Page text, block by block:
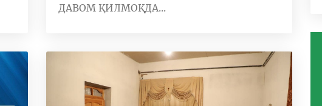
ДАВОМ ҚИЛМОҚДА...